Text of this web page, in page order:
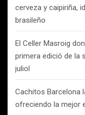
cerveza y caipiriña,
brasileño
El Celler Masroig
primera edició de la
juliol
Cachitos Barcelona
ofreciendo la mejor